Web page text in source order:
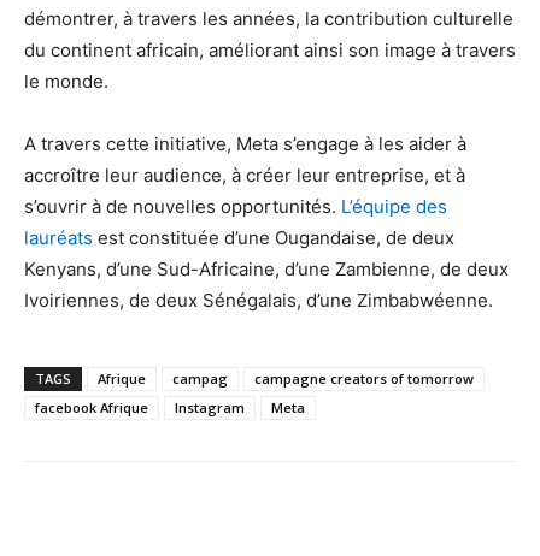
démontrer, à travers les années, la contribution culturelle
du continent africain, améliorant ainsi son image à travers
le monde.
A travers cette initiative, Meta s’engage à les aider à
accroître leur audience, à créer leur entreprise, et à
s’ouvrir à de nouvelles opportunités. L’équipe des
lauréats est constituée d’une Ougandaise, de deux
Kenyans, d’une Sud-Africaine, d’une Zambienne, de deux
Ivoiriennes, de deux Sénégalais, d’une Zimbabwéenne.
TAGS Afrique campag
campagne creators of tomorrow
facebook Afrique
Instagram Meta